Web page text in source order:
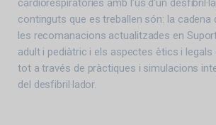
cardiorespiratòries amb l’ús d’un
continguts que es treballen són: la cadena
les recomanacions actualitzades en
adult i pediàtric i els aspectes ètics i legals
tot a través de pràctiques i simulacions
del desfibril·lador.